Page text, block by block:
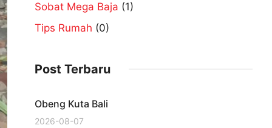
Sobat Mega Baja (1)
Tips Rumah (0)
Post Terbaru
Obeng Kuta Bali
2026-08-07